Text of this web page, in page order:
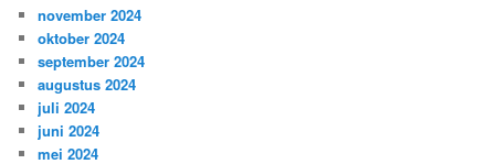
november 2024
oktober 2024
september 2024
augustus 2024
juli 2024
juni 2024
mei 2024